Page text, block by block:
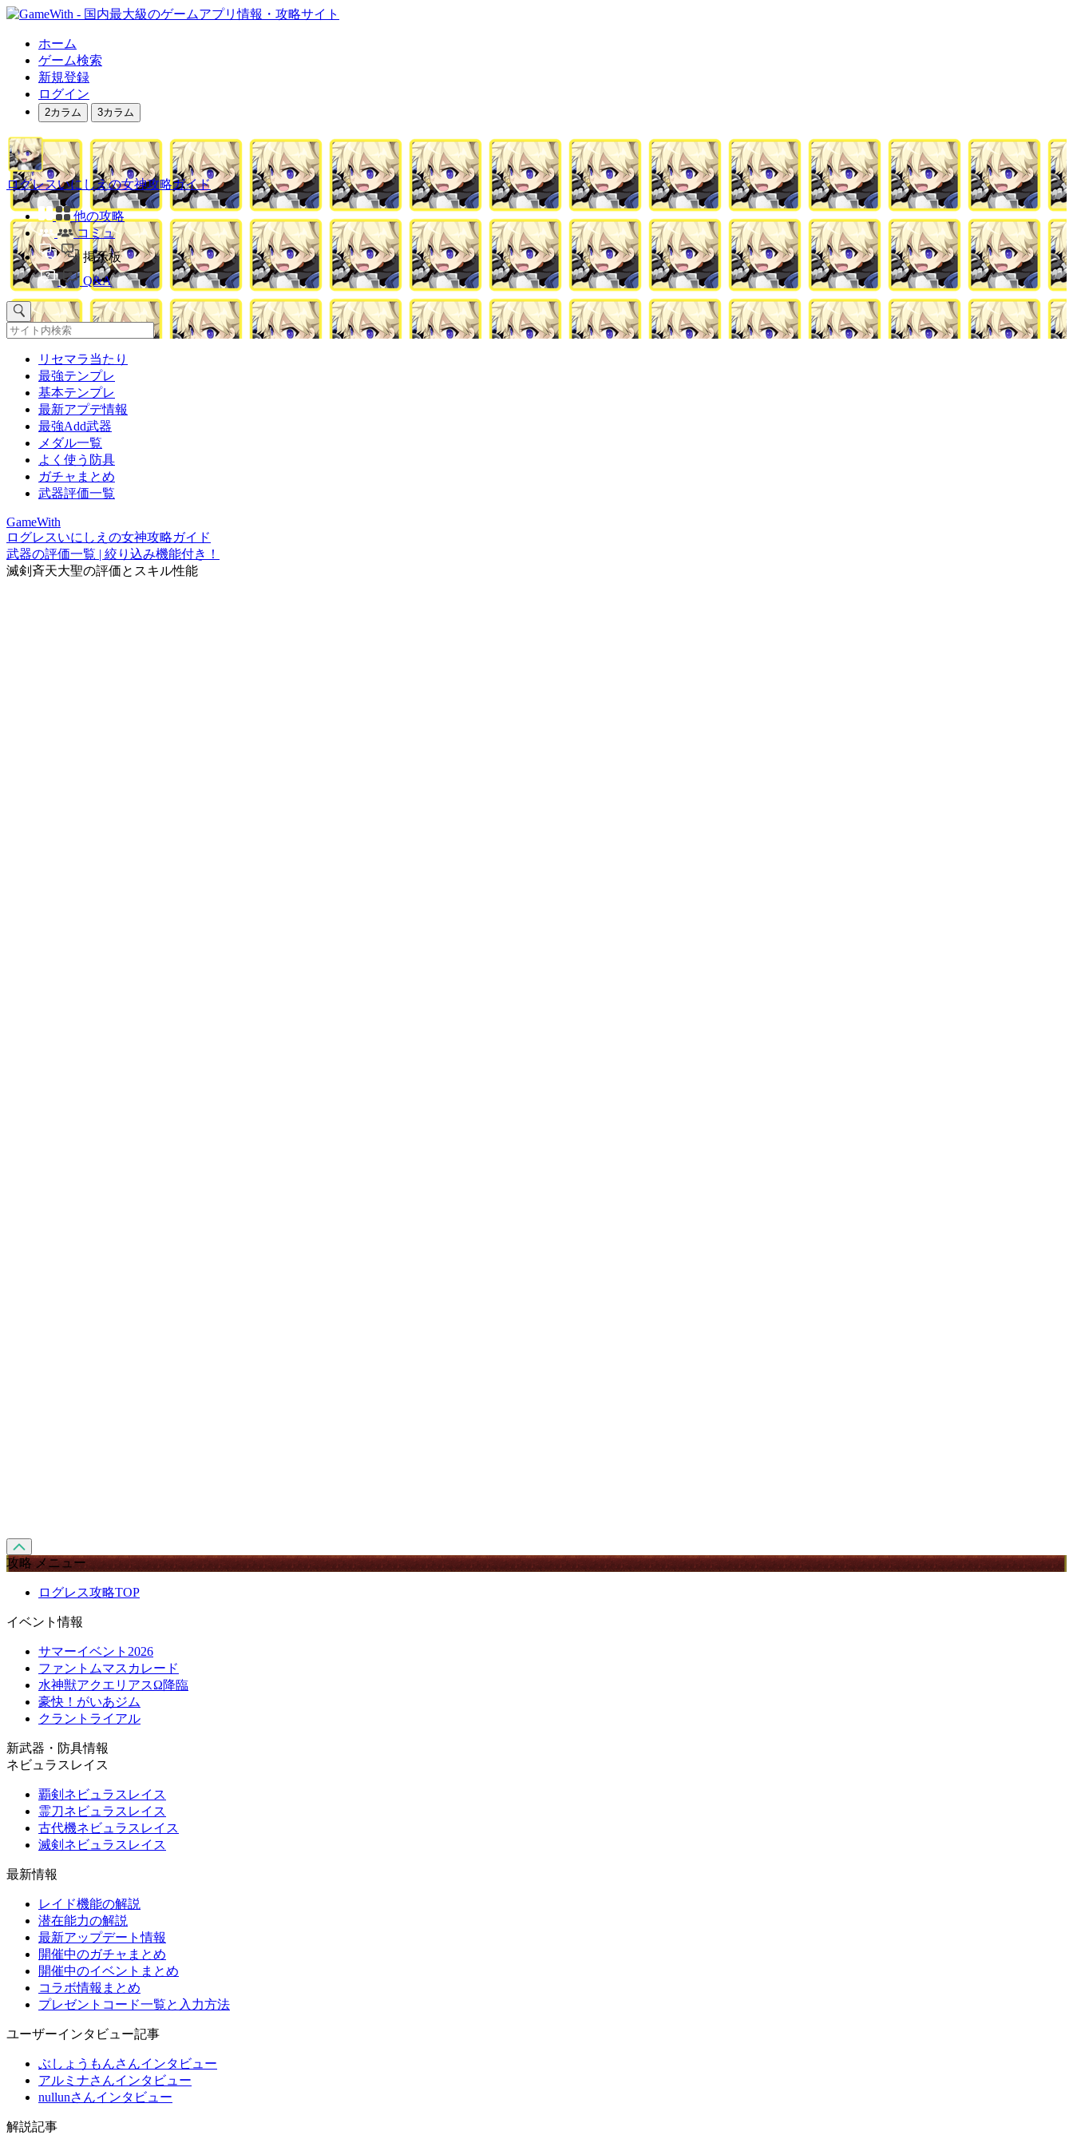
ホーム
ゲーム検索
新規登録
ログイン
2カラム 3カラム
ログレスいにしえの女神攻略ガイド
他の攻略
コミュ
掲示板
Q&A
リセマラ当たり
最強テンプレ
基本テンプレ
最新アプデ情報
最強Add武器
メダル一覧
よく使う防具
ガチャまとめ
武器評価一覧
GameWith
ログレスいにしえの女神攻略ガイド
武器の評価一覧 | 絞り込み機能付き！
滅剣斉天大聖の評価とスキル性能
攻略 メニュー
ログレス攻略TOP
イベント情報
サマーイベント2026
ファントムマスカレード
水神獣アクエリアスΩ降臨
豪快！がいあジム
クラントライアル
新武器・防具情報
ネビュラスレイス
覇剣ネビュラスレイス
霊刀ネビュラスレイス
古代機ネビュラスレイス
滅剣ネビュラスレイス
最新情報
レイド機能の解説
潜在能力の解説
最新アップデート情報
開催中のガチャまとめ
開催中のイベントまとめ
コラボ情報まとめ
プレゼントコード一覧と入力方法
ユーザーインタビュー記事
ぶしょうもんさんインタビュー
アルミナさんインタビュー
nullunさんインタビュー
解説記事